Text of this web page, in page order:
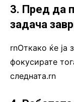
3. Пред да
задача
rnОткако ќе ја
фокусирате
следната.rn